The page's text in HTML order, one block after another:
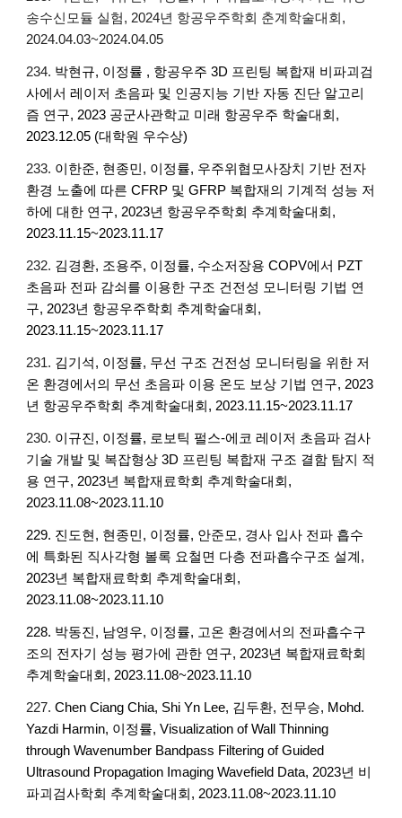
송수신모듈 실험, 2024년 항공우주학회 춘계학술대회,
2024.04.03~2024.04.05
234. 박현규, 이정률 , 항공우주 3D 프린팅 복합재 비파괴검
사에서 레이저 초음파 및 인공지능 기반 자동 진단 알고리
즘 연구, 2023 공군사관학교 미래 항공우주 학술대회,
2023.12.05 (대학원 우수상)
233. 이한준, 현종민, 이정률, 우주위협모사장치 기반 전자
환경 노출에 따른 CFRP 및 GFRP 복합재의 기계적 성능 저
하에 대한 연구, 2023년 항공우주학회 추계학술대회,
2023.11.15~2023.11.17
232. 김경환, 조용주, 이정률, 수소저장용 COPV에서 PZT
초음파 전파 감쇠를 이용한 구조 건전성 모니터링 기법 연
구, 2023년 항공우주학회 추계학술대회,
2023.11.15~2023.11.17
231. 김기석, 이정률, 무선 구조 건전성 모니터링을 위한 저
온 환경에서의 무선 초음파 이용 온도 보상 기법 연구, 2023
년 항공우주학회 추계학술대회, 2023.11.15~2023.11.17
230. 이규진, 이정률, 로보틱 펄스-에코 레이저 초음파 검사
기술 개발 및 복잡형상 3D 프린팅 복합재 구조 결함 탐지 적
용 연구, 2023년 복합재료학회 추계학술대회,
2023.11.08~2023.11.10
229. 진도현, 현종민, 이정률, 안준모, 경사 입사 전파 흡수
에 특화된 직사각형 볼록 요철면 다층 전파흡수구조 설계,
2023년 복합재료학회 추계학술대회,
2023.11.08~2023.11.10
228. 박동진, 남영우, 이정률, 고온 환경에서의 전파흡수구
조의 전자기 성능 평가에 관한 연구, 2023년 복합재료학회
추계학술대회, 2023.11.08~2023.11.10
227.Chen Ciang Chia, Shi Yn Lee, 김두환, 전무승, Mohd.
Yazdi Harmin, 이정률, Visualization of Wall Thinning
through Wavenumber Bandpass Filtering of Guided
Ultrasound Propagation Imaging Wavefield Data, 2023년 비
파괴검사학회 추계학술대회, 2023.11.08~2023.11.10